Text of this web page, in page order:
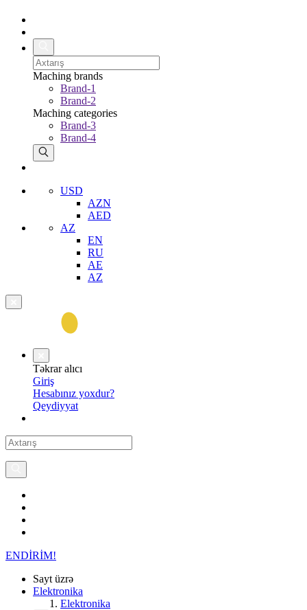
Maching brands
Brand-1
Brand-2
Maching categories
Brand-3
Brand-4
USD
AZN
AED
AZ
EN
RU
AE
AZ
Təkrar alıcı
Giriş
Hesabınız yoxdur?
Qeydiyyat
ENDİRİM!
Sayt üzrə
Elektronika
Elektronika